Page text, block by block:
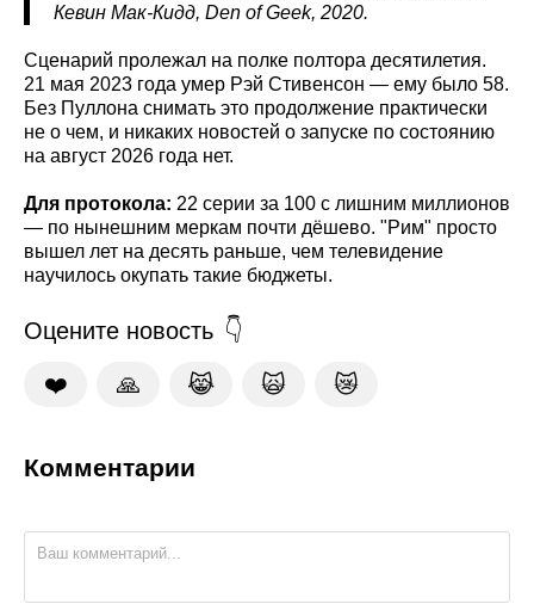
Кевин Мак-Кидд, Den ofGeek, 2020.
Сценарий пролежал на полке полтора десятилетия.
21 мая 2023 года умер Рэй Стивенсон — ему было 58.
Без Пуллона снимать это продолжение практически
не о чем, и никаких новостей о запуске по состоянию
на август 2026 года нет.
Для протокола: 22 серии за 100 с лишним миллионов
— по нынешним меркам почти дёшево. "Рим" просто
вышел лет на десять раньше, чем телевидение
научилось окупать такие бюджеты.
Оцените новость
❤️ 🙏 😹 🙀 😿
Комментарии